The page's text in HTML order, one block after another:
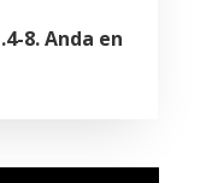
8. Anda en